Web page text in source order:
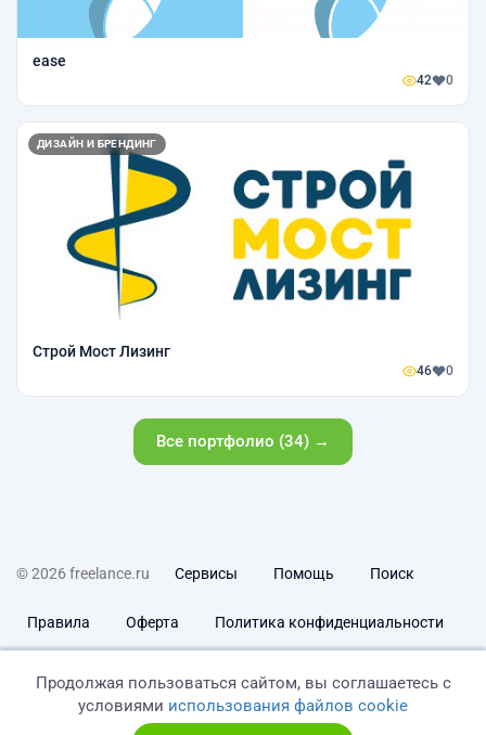
ease
42 0
ДИЗАЙН И БРЕНДИНГ
Строй Мост Лизинг
46 0
Все портфолио (34) →
© 2026 freelance.ru Сервисы Помощь Поиск
Правила Оферта Политика конфиденциальности
Продолжая пользоваться сайтом, вы соглашаетесь с
условиями использования файлов cookie